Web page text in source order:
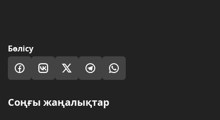
Бөлісу
Соңғы жаңалықтар